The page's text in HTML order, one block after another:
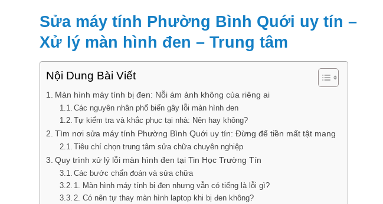
Sửa máy tính Phường Bình Quới uy tín –
Xử lý màn hình đen – Trung tâm
Nội Dung Bài Viết
Màn hình máy tính bị đen: Nỗi ám ảnh không của riêng ai
Các nguyên nhân phổ biến gây lỗi màn hình đen
Tự kiểm tra và khắc phục tại nhà: Nên hay không?
Tìm nơi sửa máy tính Phường Bình Quới uy tín: Đừng để tiền mất tật mang
Tiêu chí chọn trung tâm sửa chữa chuyên nghiệp
Quy trình xử lý lỗi màn hình đen tại Tin Học Trường Tín
Các bước chẩn đoán và sửa chữa
1. Màn hình máy tính bị đen nhưng vẫn có tiếng là lỗi gì?
2. Có nên tự thay màn hình laptop khi bị đen không?